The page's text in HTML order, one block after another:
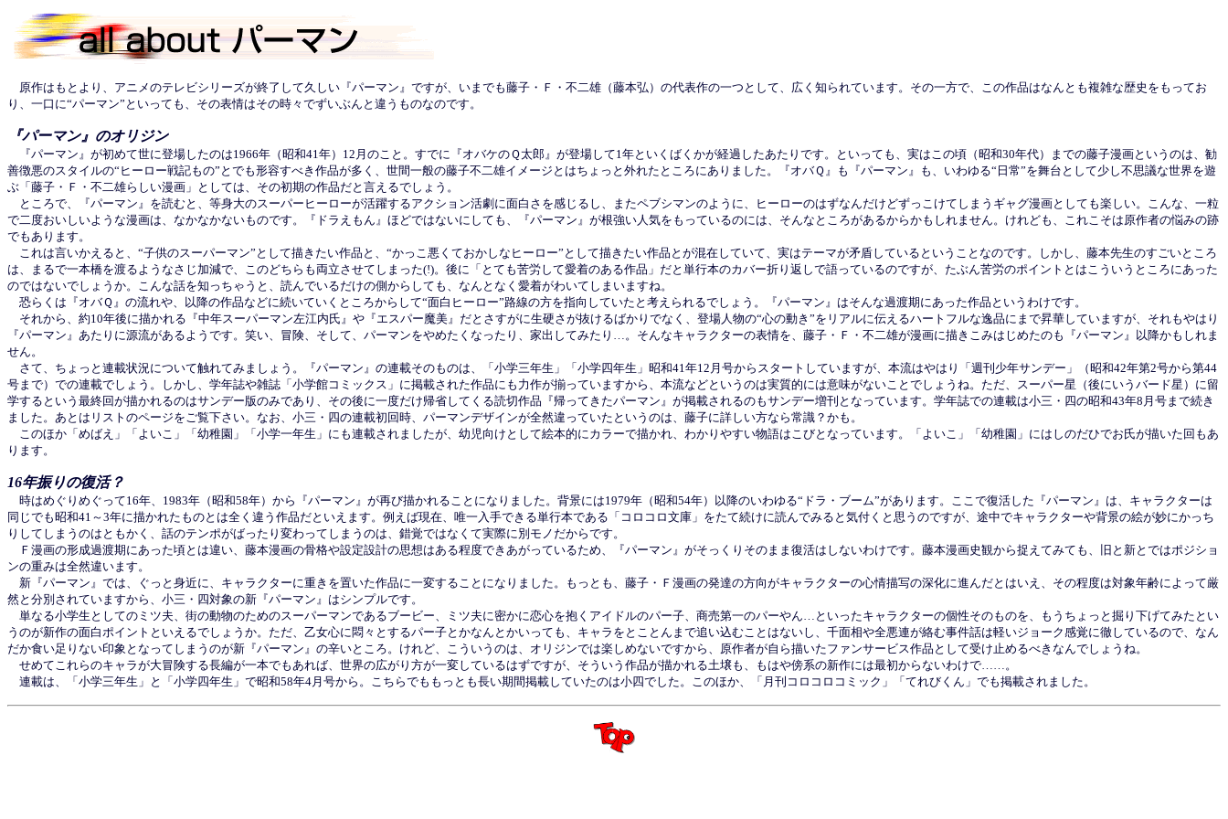
原作はもとより、アニメのテレビシリーズが終了して久しい『パーマン』ですが、いまでも藤子・Ｆ・不二雄（藤本弘）の代表作の一つとして、広く知られています。その一方で、この作品はなんとも複雑な歴史をもってお
り、一口に“パーマン”といっても、その表情はその時々でずいぶんと違うものなのです。
『パーマン』のオリジン
『パーマン』が初めて世に登場したのは1966年（昭和41年）12月のこと。すでに『オバケのＱ太郎』が登場して1年といくばくかが経過したあたりです。といっても、実はこの頃（昭和30年代）までの藤子漫画というのは、勧
善徴悪のスタイルの“ヒーロー戦記もの”とでも形容すべき作品が多く、世間一般の藤子不二雄イメージとはちょっと外れたところにありました。『オバＱ』も『パーマン』も、いわゆる“日常”を舞台として少し不思議な世界を遊
ぶ「藤子・Ｆ・不二雄らしい漫画」としては、その初期の作品だと言えるでしょう。
ところで、『パーマン』を読むと、等身大のスーパーヒーローが活躍するアクション活劇に面白さを感じるし、またペブシマンのように、ヒーローのはずなんだけどずっこけてしまうギャグ漫画としても楽しい。こんな、一粒
で二度おいしいような漫画は、なかなかないものです。『ドラえもん』ほどではないにしても、『パーマン』が根強い人気をもっているのには、そんなところがあるからかもしれません。けれども、これこそは原作者の悩みの跡
でもあります。
これは言いかえると、“子供のスーパーマン”として描きたい作品と、“かっこ悪くておかしなヒーロー”として描きたい作品とが混在していて、実はテーマが矛盾しているということなのです。しかし、藤本先生のすごいところ
は、まるで一本橋を渡るようなさじ加減で、このどちらも両立させてしまった(!)。後に「とても苦労して愛着のある作品」だと単行本のカバー折り返しで語っているのですが、たぶん苦労のポイントとはこういうところにあった
のではないでしょうか。こんな話を知っちゃうと、読んでいるだけの側からしても、なんとなく愛着がわいてしまいますね。
恐らくは『オバＱ』の流れや、以降の作品などに続いていくところからして“面白ヒーロー”路線の方を指向していたと考えられるでしょう。『パーマン』はそんな過渡期にあった作品というわけです。
それから、約10年後に描かれる『中年スーパーマン左江内氏』や『エスパー魔美』だとさすがに生硬さが抜けるばかりでなく、登場人物の“心の動き”をリアルに伝えるハートフルな逸品にまで昇華していますが、それもやはり
『パーマン』あたりに源流があるようです。笑い、冒険、そして、パーマンをやめたくなったり、家出してみたり…。そんなキャラクターの表情を、藤子・Ｆ・不二雄が漫画に描きこみはじめたのも『パーマン』以降かもしれま
せん。
さて、ちょっと連載状況について触れてみましょう。『パーマン』の連載そのものは、「小学三年生」「小学四年生」昭和41年12月号からスタートしていますが、本流はやはり「週刊少年サンデー」（昭和42年第2号から第44
号まで）での連載でしょう。しかし、学年誌や雑誌「小学館コミックス」に掲載された作品にも力作が揃っていますから、本流などというのは実質的には意味がないことでしょうね。ただ、スーパー星（後にいうバード星）に留
学するという最終回が描かれるのはサンデー版のみであり、その後に一度だけ帰省してくる読切作品『帰ってきたパーマン』が掲載されるのもサンデー増刊となっています。学年誌での連載は小三・四の昭和43年8月号まで続き
ました。あとはリストのページをご覧下さい。なお、小三・四の連載初回時、パーマンデザインが全然違っていたというのは、藤子に詳しい方なら常識？かも。
このほか「めばえ」「よいこ」「幼稚園」「小学一年生」にも連載されましたが、幼児向けとして絵本的にカラーで描かれ、わかりやすい物語はこびとなっています。「よいこ」「幼稚園」にはしのだひでお氏が描いた回もあ
ります。
16年振りの復活？
時はめぐりめぐって16年、1983年（昭和58年）から『パーマン』が再び描かれることになりました。背景には1979年（昭和54年）以降のいわゆる“ドラ・ブーム”があります。ここで復活した『パーマン』は、キャラクターは
同じでも昭和41～3年に描かれたものとは全く違う作品だといえます。例えば現在、唯一入手できる単行本である「コロコロ文庫」をたて続けに読んでみると気付くと思うのですが、途中でキャラクターや背景の絵が妙にかっち
りしてしまうのはともかく、話のテンポがばったり変わってしまうのは、錯覚ではなくて実際に別モノだからです。
Ｆ漫画の形成過渡期にあった頃とは違い、藤本漫画の骨格や設定設計の思想はある程度できあがっているため、『パーマン』がそっくりそのまま復活はしないわけです。藤本漫画史観から捉えてみても、旧と新とではポジショ
ンの重みは全然違います。
新『パーマン』では、ぐっと身近に、キャラクターに重きを置いた作品に一変することになりました。もっとも、藤子・Ｆ漫画の発達の方向がキャラクターの心情描写の深化に進んだとはいえ、その程度は対象年齢によって厳
然と分別されていますから、小三・四対象の新『パーマン』はシンプルです。
単なる小学生としてのミツ夫、街の動物のためのスーパーマンであるブービー、ミツ夫に密かに恋心を抱くアイドルのパー子、商売第一のパーやん…といったキャラクターの個性そのものを、もうちょっと掘り下げてみたとい
うのが新作の面白ポイントといえるでしょうか。ただ、乙女心に悶々とするパー子とかなんとかいっても、キャラをとことんまで追い込むことはないし、千面相や全悪連が絡む事件話は軽いジョーク感覚に徹しているので、なん
だか食い足りない印象となってしまうのが新『パーマン』の辛いところ。けれど、こういうのは、オリジンでは楽しめないですから、原作者が自ら描いたファンサービス作品として受け止めるべきなんでしょうね。
せめてこれらのキャラが大冒険する長編が一本でもあれば、世界の広がり方が一変しているはずですが、そういう作品が描かれる土壌も、もはや傍系の新作には最初からないわけで……。
連載は、「小学三年生」と「小学四年生」で昭和58年4月号から。こちらでももっとも長い期間掲載していたのは小四でした。このほか、「月刊コロコロコミック」「てれびくん」でも掲載されました。